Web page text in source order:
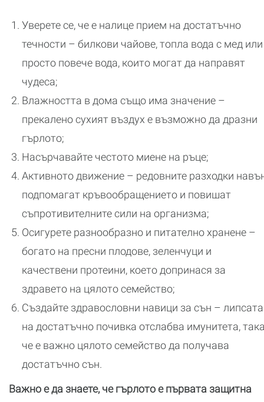
Уверете се, че е налице прием на достатъчно
течности – билкови чайове, топла вода с мед или
просто повече вода, които могат да направят
чудеса;
Влажността в дома също има значение –
прекалено сухият въздух е възможно да дразни
гърлото;
Насърчавайте честото миене на ръце;
Активното движение – редовните разходки
подпомагат кръвообращението и повишат
съпротивителните сили на организма;
Осигурете разнообразно и питателно хранене –
богато на пресни плодове, зеленчуци и
качествени протеини, което допринася за
здравето на цялото семейство;
Създайте здравословни навици за сън – липсата
на достатъчно почивка отслабва имунитета,
че е важно цялото семейство да получава
достатъчно сън.
Важно е да знаете, че гърлото е първата защитна